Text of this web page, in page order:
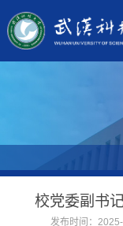
校党委副书
发布时间：